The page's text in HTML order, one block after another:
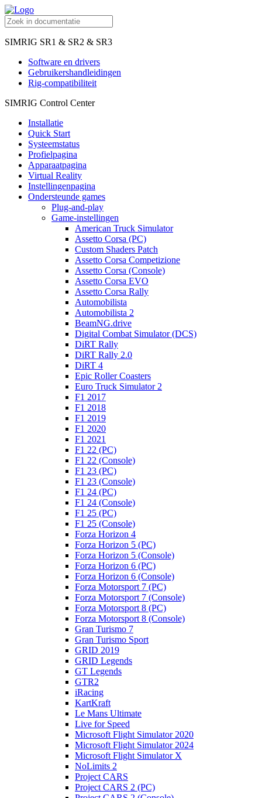
SIMRIG SR1 & SR2 & SR3
Software en drivers
Gebruikershandleidingen
Rig-compatibiliteit
SIMRIG Control Center
Installatie
Quick Start
Systeemstatus
Profielpagina
Apparaatpagina
Virtual Reality
Instellingenpagina
Ondersteunde games
Plug-and-play
Game-instellingen
American Truck Simulator
Assetto Corsa (PC)
Custom Shaders Patch
Assetto Corsa Competizione
Assetto Corsa (Console)
Assetto Corsa EVO
Assetto Corsa Rally
Automobilista
Automobilista 2
BeamNG.drive
Digital Combat Simulator (DCS)
DiRT Rally
DiRT Rally 2.0
DiRT 4
Epic Roller Coasters
Euro Truck Simulator 2
F1 2017
F1 2018
F1 2019
F1 2020
F1 2021
F1 22 (PC)
F1 22 (Console)
F1 23 (PC)
F1 23 (Console)
F1 24 (PC)
F1 24 (Console)
F1 25 (PC)
F1 25 (Console)
Forza Horizon 4
Forza Horizon 5 (PC)
Forza Horizon 5 (Console)
Forza Horizon 6 (PC)
Forza Horizon 6 (Console)
Forza Motorsport 7 (PC)
Forza Motorsport 7 (Console)
Forza Motorsport 8 (PC)
Forza Motorsport 8 (Console)
Gran Turismo 7
Gran Turismo Sport
GRID 2019
GRID Legends
GT Legends
GTR2
iRacing
KartKraft
Le Mans Ultimate
Live for Speed
Microsoft Flight Simulator 2020
Microsoft Flight Simulator 2024
Microsoft Flight Simulator X
NoLimits 2
Project CARS
Project CARS 2 (PC)